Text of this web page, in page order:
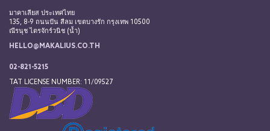
มาคาเลียส ประเทศไทย
135, 8-9 ถนนปัน สีลม เขตบางรัก กรุงเทพ 10500
ณีรนุช ไตรจักร์วนิช (น้ำ)
HELLO@MAKALIUS.CO.TH
02-821-5215
TAT LICENSE NUMBER: 11/09527